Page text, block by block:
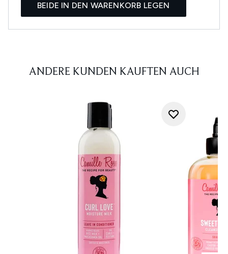
BEIDE IN DEN WARENKORB LEGEN
ANDERE KUNDEN KAUFTEN AUCH